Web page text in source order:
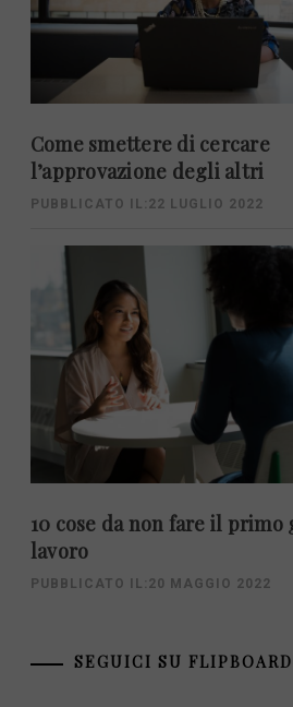
Come smettere di cercare
l’approvazione degli altri
PUBBLICATO IL:22 LUGLIO 2022
10 cose da non fare il primo
lavoro
PUBBLICATO IL:20 MAGGIO 2022
SEGUICI SU